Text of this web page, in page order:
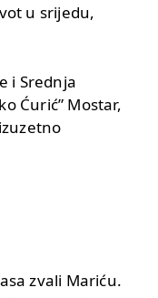
u srijedu,
i Srednja
Ćurić” Mostar,
zvali Mariću.